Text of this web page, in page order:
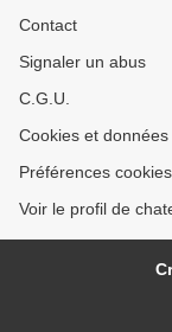
Contact
Signaler un abus
C.G.U.
Cookies et
Préférences cookies
Voir le profil de